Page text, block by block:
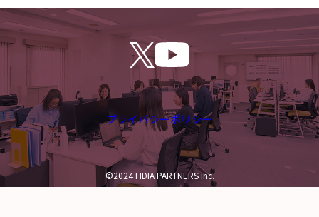
プライバシーポリシー
©2024 FIDIA PARTNERS inc.